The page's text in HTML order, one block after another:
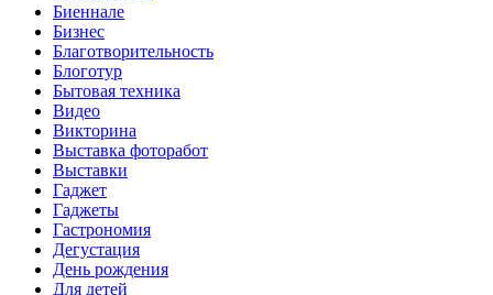
Биеннале
Бизнес
Благотворительность
Блоготур
Бытовая техника
Видео
Викторина
Выставка фоторабот
Выставки
Гаджет
Гаджеты
Гастрономия
Дегустация
День рождения
Для детей